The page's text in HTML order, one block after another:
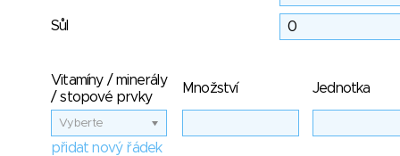
Sůl
Vitamíny / minerály
/ stopové prvky
Množství Jednotka
Vyberte
přidat nový řádek